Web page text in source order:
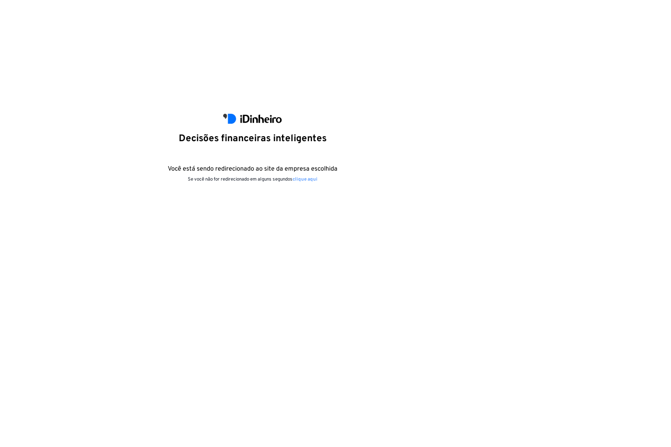
Decisões financeiras inteligentes
Você está sendo redirecionado ao site da empresa escolhida
Se você não for redirecionado em alguns segundosclique aqui